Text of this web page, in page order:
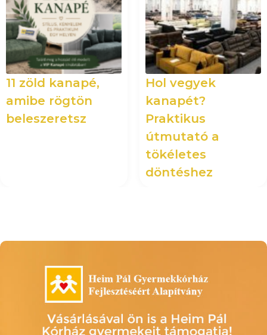
11 zöld kanapé,
amibe rögtön
beleszeretsz
Hol vegyek
kanapét?
Praktikus
útmutató a
tökéletes
döntéshez